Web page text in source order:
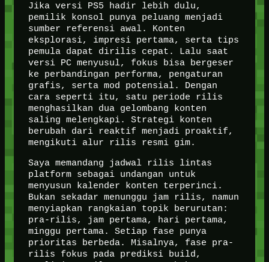
Jika versi PS5 hadir lebih dulu,
pemilik konsol punya peluang menjadi
sumber referensi awal. Konten
eksplorasi, impresi pertama, serta tips
pemula dapat dirilis cepat. Lalu saat
versi PC menyusul, fokus bisa bergeser
ke perbandingan performa, pengaturan
grafis, serta mod potensial. Dengan
cara seperti itu, satu periode rilis
menghasilkan dua gelombang konten
saling melengkapi. Strategi konten
berubah dari reaktif menjadi proaktif,
mengikuti alur rilis resmi gim.
Saya memandang jadwal rilis lintas
platform sebagai undangan untuk
menyusun kalender konten terperinci.
Bukan sekadar menunggu jam rilis, namun
menyiapkan rangkaian topik berurutan:
pra-rilis, jam pertama, hari pertama,
minggu pertama. Setiap fase punya
prioritas berbeda. Misalnya, fase pra-
rilis fokus pada prediksi build,